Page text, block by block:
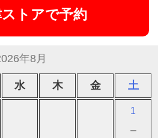
トアで予約
年8月
水 木 金 土
1
－